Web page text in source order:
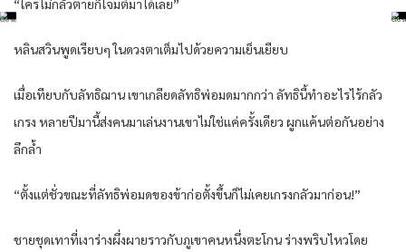
“ใคร​ไม่กลัว​ตาย​ก็​โจมตี​มาได้​เลย​”
หลิน​สวิน​พูด​เรียบๆ​ ใน​ดวงตา​เต็มไปด้วย​ความ​เย็นเยียบ​
เมื่อ​เทียบ​กับ​ลัทธิ​ฌาน​ เขา​เกลียด​ลัทธิ​พ่อ​มด​มากกว่า​ ลัทธิ​นี้​ทำ​อะไร​ไร้​กลัว
เกรง​ หลาย​ปี​มานี้​ส่งคน​มาเล่นงาน​เขา​ไม่ใช่แค่​ครั้ง​เดียว​ ผูก​แค้น​ต่อกัน​อย่าง​
ลึกล้ำ​
“ตั้งแต่​ชั่ว​ขณะที่​ลัทธิ​พ่อ​มด​ของ​ข้า​ก่อ​ตั้งขึ้น​ก็​ไม่เคย​เกรงกลัว​มาก่อน​!”
ชาย​ชุด​เทา​ที่​เงาร่าง​ผึ่งผาย​ราวกับ​ภูเขา​คน​หนึ่ง​ตะโกน​ ร่าง​พริบไหว​โดย